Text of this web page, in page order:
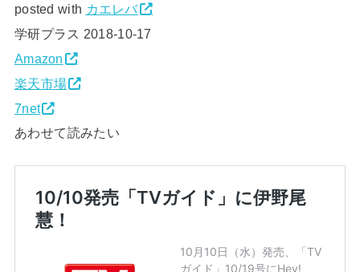
posted with カエレバ
学研プラス 2018-10-17
Amazon
楽天市場
7net
あわせて読みたい